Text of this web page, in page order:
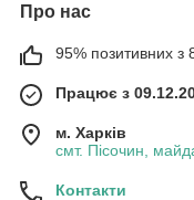
Про нас
95% позитивних з
Працює з
м. Харків
смт. Пісочин,
Контакти